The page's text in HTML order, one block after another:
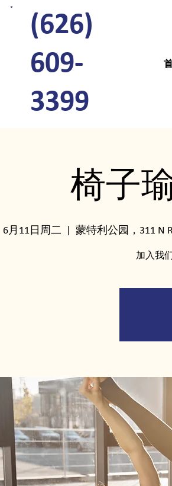
(626)
609-
3399
椅子
6月11日周二 蒙特利公园，311 N
加入我